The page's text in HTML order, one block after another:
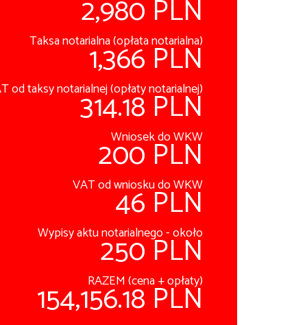
2,980 PLN
Taksa notarialna (opłata notarialna)
1,366 PLN
od taksy notarialnej (opłaty notarialnej)
314.18 PLN
Wniosek do WKW
200 PLN
VAT od wniosku do WKW
46 PLN
Wypisy aktu notarialnego - około
250 PLN
RAZEM (cena + opłaty)
154,156.18 PLN